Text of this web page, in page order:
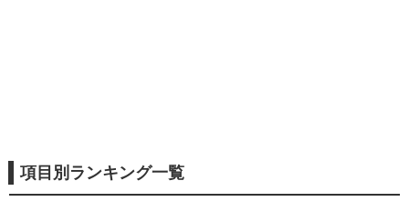
項目別ランキング一覧